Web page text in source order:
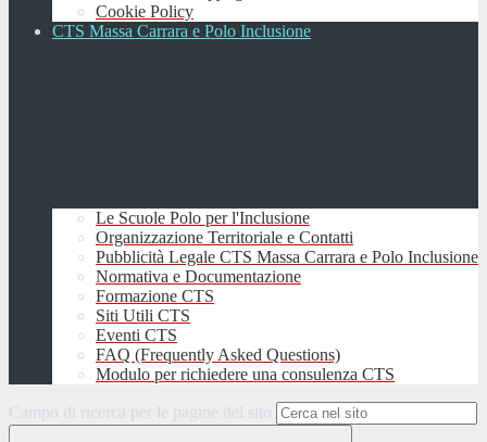
Cookie Policy
CTS Massa Carrara e Polo Inclusione
Le Scuole Polo per l'Inclusione
Organizzazione Territoriale e Contatti
Pubblicità Legale CTS Massa Carrara e Polo Inclusione
Normativa e Documentazione
Formazione CTS
Siti Utili CTS
Eventi CTS
FAQ (Frequently Asked Questions)
Modulo per richiedere una consulenza CTS
Campo di ricerca per le pagine del sito